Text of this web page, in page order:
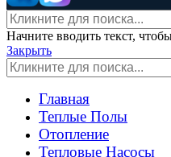
Начните вводить текст,
Закрыть
Главная
Теплые Полы
Отопление
Тепловые Насосы